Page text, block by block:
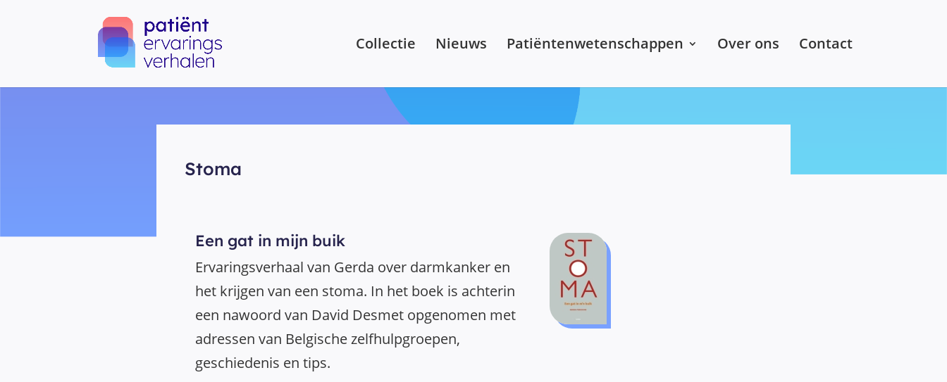
Collectie Nieuws Patiëntenwetenschappen Over ons Contact
Stoma
Een gat in mijn buik
Ervaringsverhaal van Gerda over darmkanker en
het krijgen van een stoma. In het boek is achterin
een nawoord van David Desmet opgenomen met
adressen van Belgische zelfhulpgroepen,
geschiedenis en tips.